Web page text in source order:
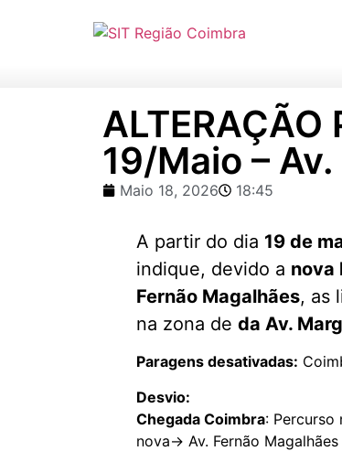
ALTERAÇÃO
19/Maio –
Maio 18, 2026 18:45
A partir do dia 19 de
indique, devido a nova
Fernão Magalhães, as
na zona de da Av.
Paragens desativadas:
Desvio:
Chegada Coimbra: Percurso
nova-> Av. Fernão Magalhães